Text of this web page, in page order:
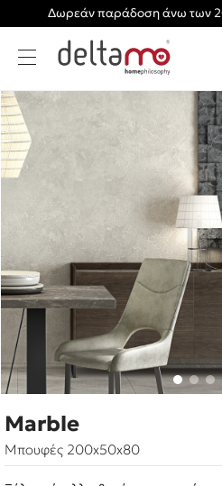
Δωρεάν παράδοση άνω των
Marble
Μπουφές 200x50x80